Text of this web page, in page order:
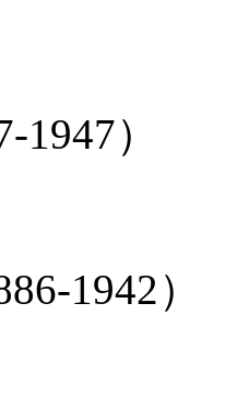
）
1942）